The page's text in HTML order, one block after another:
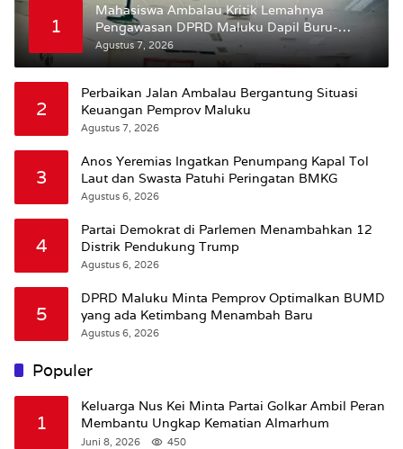
1
Mahasiswa Ambalau Kritik Lemahnya
Pengawasan DPRD Maluku Dapil Buru-
Bursel Terhadap Proses Perubahan Status
Agustus 7, 2026
2
Perbaikan Jalan Ambalau Bergantung Situasi
Keuangan Pemprov Maluku
Agustus 7, 2026
3
Anos Yeremias Ingatkan Penumpang Kapal Tol
Laut dan Swasta Patuhi Peringatan BMKG
Agustus 6, 2026
4
Partai Demokrat di Parlemen Menambahkan 12
Distrik Pendukung Trump
Agustus 6, 2026
5
DPRD Maluku Minta Pemprov Optimalkan BUMD
yang ada Ketimbang Menambah Baru
Agustus 6, 2026
Populer
1
Keluarga Nus Kei Minta Partai Golkar Ambil Peran
Membantu Ungkap Kematian Almarhum
Juni 8, 2026 450